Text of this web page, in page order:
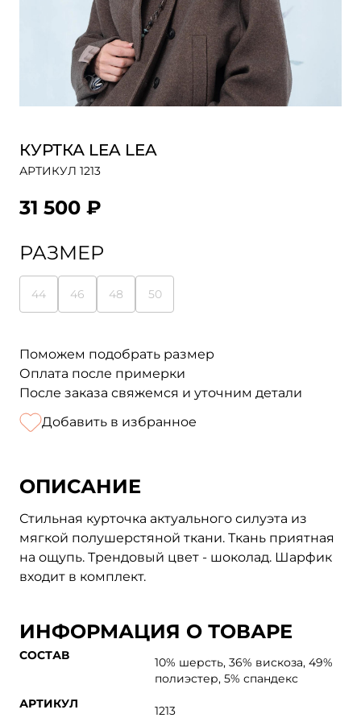
КУРТКА LEA LEA
АРТИКУЛ 1213
31 500 ₽
РАЗМЕР
44 46 48 50
Поможем подобрать размер
Оплата после примерки
После заказа свяжемся и уточним детали
Добавить в избранное
ОПИСАНИЕ
Стильная курточка актуального силуэта из
мягкой полушерстяной ткани. Ткань приятная
на ощупь. Трендовый цвет - шоколад. Шарфик
входит в комплект.
ИНФОРМАЦИЯ О ТОВАРЕ
СОСТАВ
10% шерсть, 36% вискоза, 49%
полиэстер, 5% спандекс
АРТИКУЛ
1213